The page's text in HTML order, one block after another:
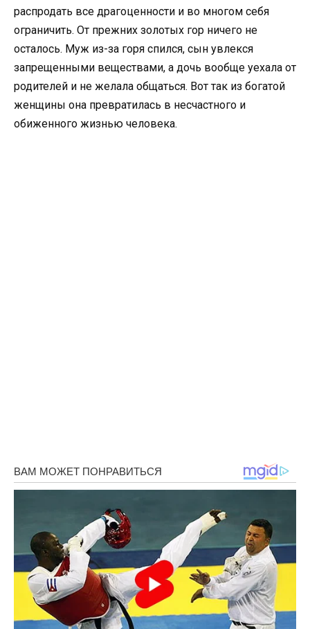
распродать все драгоценности и во многом себя
ограничить. От прежних золотых гор ничего не
осталось. Муж из-за горя спился, сын увлекся
запрещенными веществами, а дочь вообще уехала от
родителей и не желала общаться. Вот так из богатой
женщины она превратилась в несчастного и
обиженного жизнью человека.